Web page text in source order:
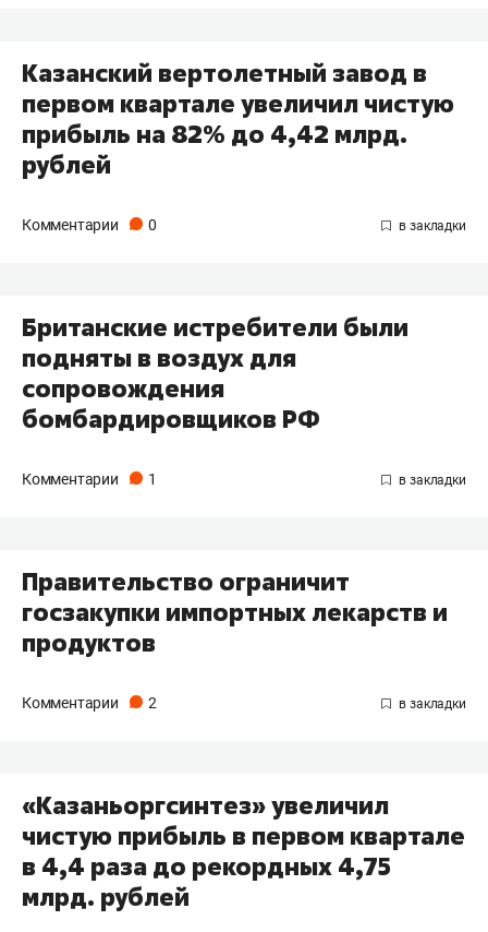
Казанский вертолетный завод в
первом квартале увеличил чистую
прибыль на 82% до 4,42 млрд.
рублей
Комментарии 0
Британские истребители были
подняты в воздух для
сопровождения
бомбардировщиков РФ
Комментарии 1
Правительство ограничит
госзакупки импортных лекарств и
продуктов
Комментарии 2
«Казаньоргсинтез» увеличил
чистую прибыль в первом квартале
в 4,4 раза до рекордных 4,75
млрд. рублей